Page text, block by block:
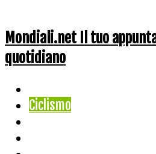
Mondiali.net Il tuo
quotidiano
Ciclismo